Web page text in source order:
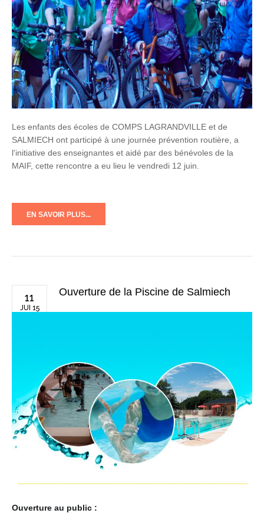
Les enfants des écoles de COMPS LAGRANDVILLE et de
SALMIECH ont participé à une journée prévention routière, a
l'initiative des enseignantes et aidé par des bénévoles de la
MAIF, cette rencontre a eu lieu le vendredi 12 juin.
EN SAVOIR PLUS...
11
JUI 15
Ouverture de la Piscine de Salmiech
Ouverture au public :